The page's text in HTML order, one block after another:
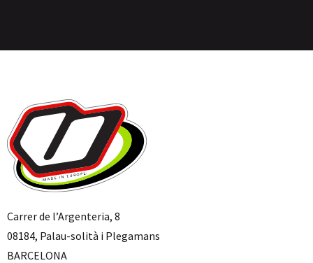
Carrer de l’Argenteria, 8
08184, Palau-solità i Plegamans
BARCELONA